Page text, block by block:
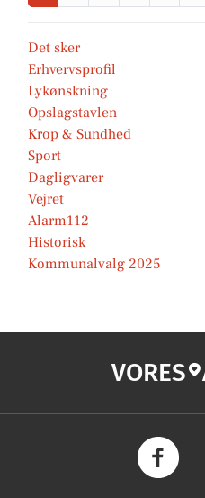
Det sker
Erhvervsprofil
Lykønskning
Opslagstavlen
Krop & Sundhed
Sport
Dagligvarer
Vejret
Alarm112
Historisk
Kommunalvalg 2025
VORES